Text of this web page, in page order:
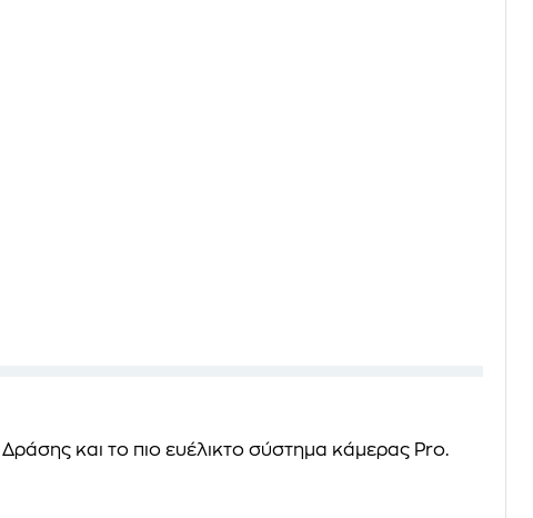
και το πιο ευέλικτο σύστημα κάμερας Pro.